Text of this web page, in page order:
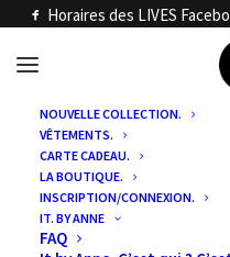
Horaires des LIVES
NOUVELLE COLLECTION.
VÊTEMENTS.
CARTE CADEAU.
LA BOUTIQUE.
INSCRIPTION/CONNEXION.
IT. BY ANNE
FAQ
Accueil Articles LIVE
VIDE